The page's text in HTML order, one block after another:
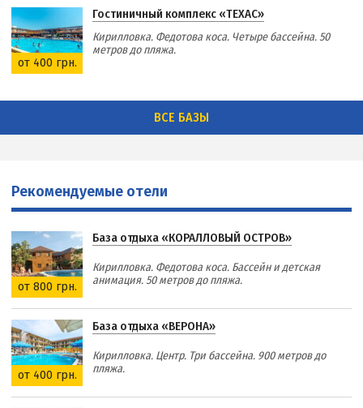
от 400 грн.
Гостиничный комплекс «ТЕХАС»
Кирилловка. Федотова коса. Четыре бассейна. 50
метров до пляжа.
ВСЕ БАЗЫ
Рекомендуемые отели
от 800 грн.
База отдыха «КОРАЛЛОВЫЙ ОСТРОВ»
Кирилловка. Федотова коса. Бассейн и детская
анимация. 50 метров до пляжа.
от 400 грн.
База отдыха «ВЕРОНА»
Кирилловка. Центр. Три бассейна. 900 метров до
пляжа.